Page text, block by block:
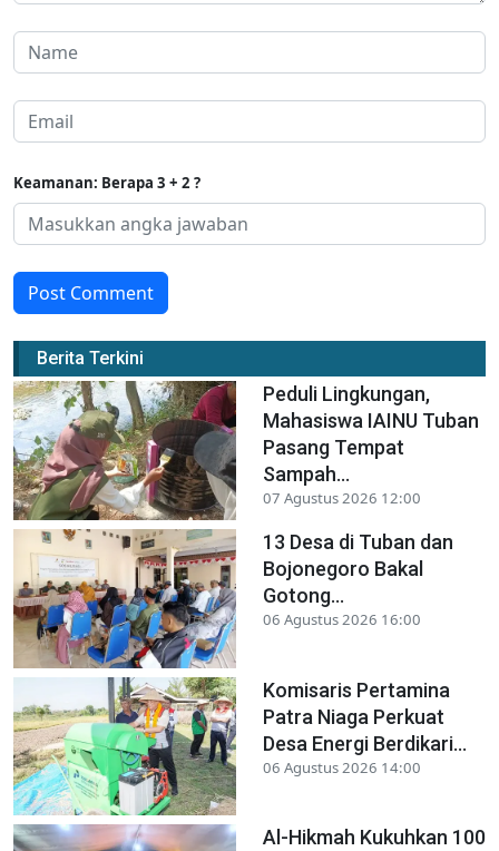
Keamanan: Berapa 3 + 2 ?
Post Comment
Berita Terkini
Peduli Lingkungan,
Mahasiswa IAINU Tuban
Pasang Tempat
Sampah...
07 Agustus 2026 12:00
13 Desa di Tuban dan
Bojonegoro Bakal
Gotong...
06 Agustus 2026 16:00
Komisaris Pertamina
Patra Niaga Perkuat
Desa Energi Berdikari...
06 Agustus 2026 14:00
Al-Hikmah Kukuhkan 100